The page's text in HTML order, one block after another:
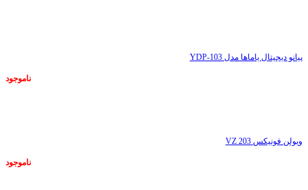
پیانو دیجیتال یاماها مدل YDP-103
ناموجود
ویولن فونیکس VZ 203
ناموجود